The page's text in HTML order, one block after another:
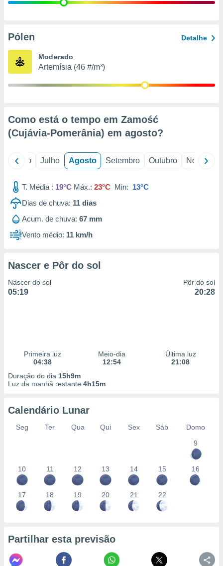
e
de
Pólen Detalhe
Moderado
Artemísia (46 #/m³)
Como está o tempo em Zamość
(Cujávia-Pomerânia) em agosto?
Junho Julho Agosto Setembro Outubro Novembro
T. Média : 19°C Máx.: 23°C Min: 13°C
Dias de chuva: 11 dias
Acum. de chuva: 67 mm
Vento médio: 11 km/h
Nascer e Pôr do sol
Nascer do sol
05:19
Pôr do sol
20:28
Primeira luz
04:38
Meio-dia
12:54
Última luz
21:08
Duração do dia 15h9m
Luz da manhã restante 4h15m
Calendário Lunar
Seg Ter Qua Qui Sex Sáb
Domo
9
10 11 12 13 14 15 16
17 18 19 20 21 22
Partilhar esta previsão